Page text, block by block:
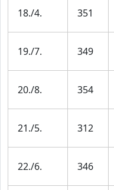
18./4. 351
19./7. 349
20./8. 354
21./5. 312
22./6. 346